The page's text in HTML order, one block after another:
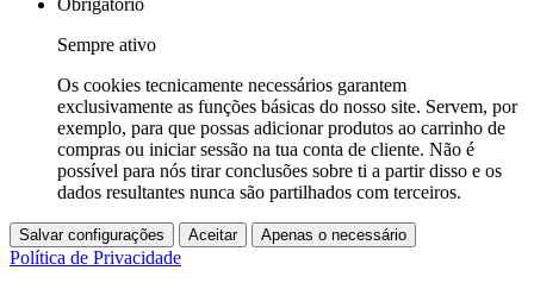
Obrigatório
Sempre ativo
Os cookies tecnicamente necessários garantem
exclusivamente as funções básicas do nosso site. Servem, por
exemplo, para que possas adicionar produtos ao carrinho de
compras ou iniciar sessão na tua conta de cliente. Não é
possível para nós tirar conclusões sobre ti a partir disso e os
dados resultantes nunca são partilhados com terceiros.
Salvar configurações Aceitar Apenas o necessário
Política de Privacidade